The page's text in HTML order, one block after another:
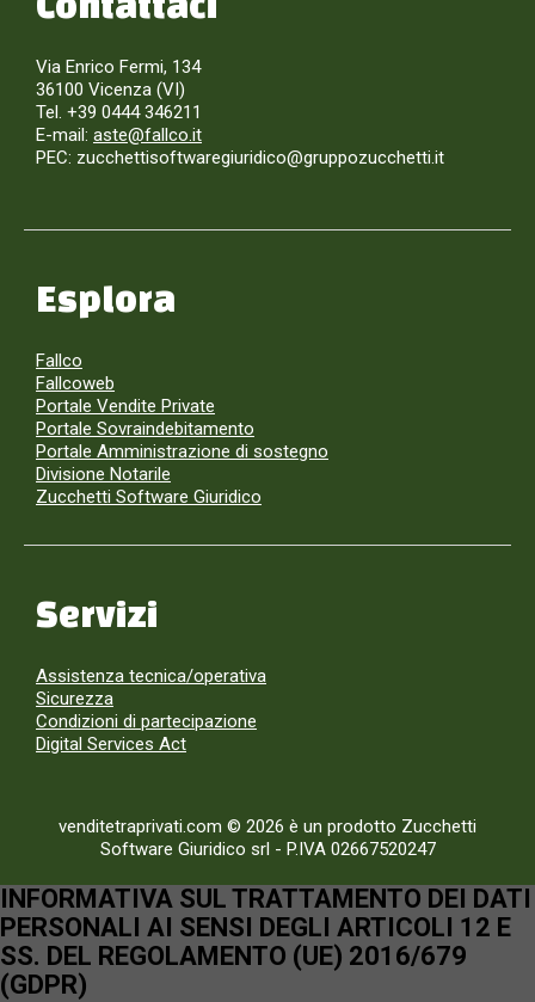
Via Enrico Fermi, 134
36100 Vicenza (VI)
Tel. +39 0444 346211
E-mail: aste@fallco.it
PEC: zucchettisoftwaregiuridico@gruppozucchetti.it
Esplora
Fallco
Fallcoweb
Portale Vendite Private
Portale Sovraindebitamento
Portale Amministrazione di sostegno
Divisione Notarile
Zucchetti Software Giuridico
Servizi
Assistenza tecnica/operativa
Sicurezza
Condizioni di partecipazione
Digital Services Act
venditetraprivati.com © 2026 è un prodotto Zucchetti
Software Giuridico srl - P.IVA 02667520247
INFORMATIVA SUL TRATTAMENTO DEI DATI
PERSONALI AI SENSI DEGLI ARTICOLI 12 E
SS. DEL REGOLAMENTO (UE) 2016/679
(GDPR)